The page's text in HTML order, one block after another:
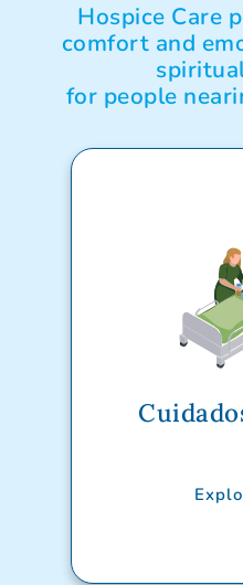
Hospice Care
comfort and
for people